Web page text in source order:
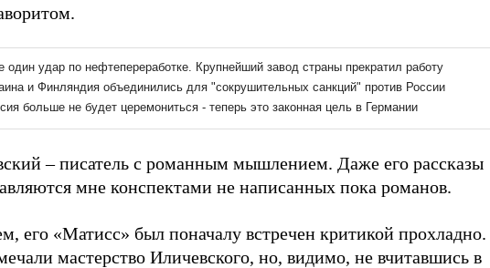
– писатель с романным мышлением. Даже его рассказы
мне конспектами не написанных пока романов.
его «Матисс» был поначалу встречен критикой прохладно.
мастерство Иличевского, но, видимо, не вчитавшись в